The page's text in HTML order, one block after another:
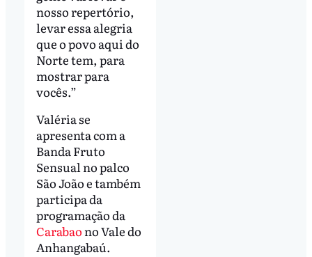
nosso repertório,
levar essa alegria
que o povo aqui do
Norte tem, para
mostrar para
vocês.”
Valéria se
apresenta com a
Banda Fruto
Sensual no palco
São João e também
participa da
programação da
Carabao no Vale do
Anhangabaú.